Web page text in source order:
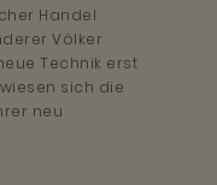
Handel
Völker
Technik erst
sich die
neu